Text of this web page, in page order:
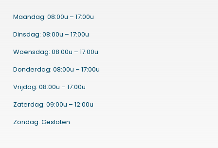
Maandag: 08:00u – 17:00u
Dinsdag: 08:00u – 17:00u
Woensdag: 08:00u – 17:00u
Donderdag: 08:00u – 17:00u
Vrijdag: 08:00u – 17:00u
Zaterdag: 09:00u – 12:00u
Zondag: Gesloten